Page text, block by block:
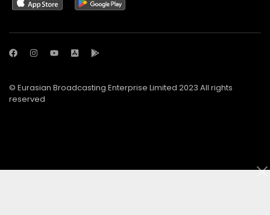
© Eurasian Broadcasting Enterprise Limited 2023 All rights
reserved